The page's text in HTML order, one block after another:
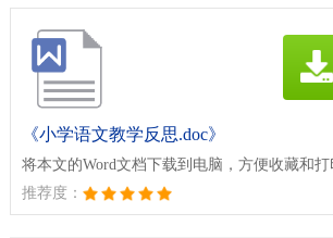
《小学语文教学反思.doc》
将本文的Word文档下载到电脑，方便收藏和打
推荐度：